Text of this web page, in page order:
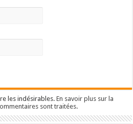
les indésirables.En savoir plus sur la
sont traitées.